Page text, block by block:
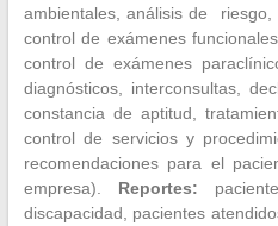
ambientales, análisis de riesgo,
control de exámenes
control de exámenes
diagnósticos, interconsultas,
constancia de aptitud,
control de servicios y
recomendaciones para el
empresa). Reportes:
discapacidad, pacientes